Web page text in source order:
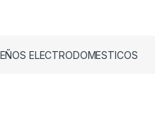
ELECTRODOMESTICOS